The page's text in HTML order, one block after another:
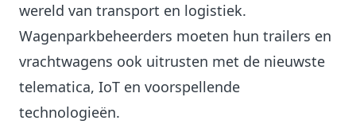
wereld van transport en logistiek.
Wagenparkbeheerders moeten hun trailers en
vrachtwagens ook uitrusten met de nieuwste
telematica, IoT en voorspellende
technologieën.